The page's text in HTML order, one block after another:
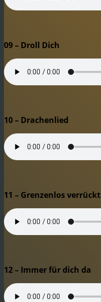
09 – Droll Dich
10 – Drachenlied
11 – Grenzenlos verrückt
12 – Immer für dich da